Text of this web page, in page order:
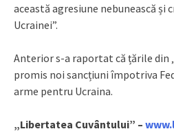
această agresiune nebunească
Ucrainei”.
Anterior s-a raportat că țările din
promis noi sancțiuni împotriva
arme pentru Ucraina.
„Libertatea Cuvântului” –